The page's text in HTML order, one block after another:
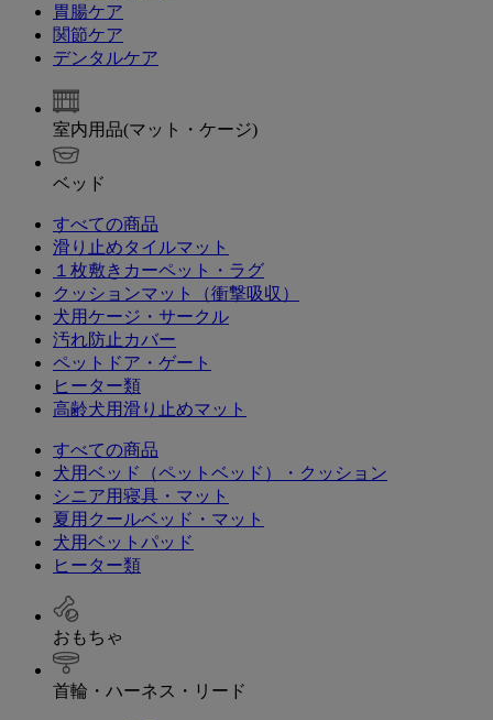
胃腸ケア
関節ケア
デンタルケア
室内用品(マット・ケージ)
ベッド
すべての商品
滑り止めタイルマット
１枚敷きカーペット・ラグ
クッションマット（衝撃吸収）
犬用ケージ・サークル
汚れ防止カバー
ペットドア・ゲート
ヒーター類
高齢犬用滑り止めマット
すべての商品
犬用ベッド（ペットベッド）・クッション
シニア用寝具・マット
夏用クールベッド・マット
犬用ベットパッド
ヒーター類
おもちゃ
首輪・ハーネス・リード